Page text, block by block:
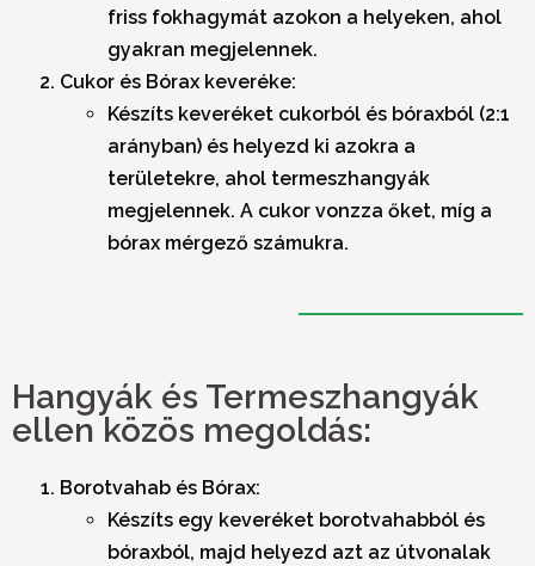
friss fokhagymát azokon a helyeken, ahol
gyakran megjelennek.
Cukor és Bórax keveréke:
Készíts keveréket cukorból és bóraxból (2:1
arányban) és helyezd ki azokra a
területekre, ahol termeszhangyák
megjelennek. A cukor vonzza őket, míg a
bórax mérgező számukra.
Hangyák és Termeszhangyák
ellen közös megoldás:
Borotvahab és Bórax:
Készíts egy keveréket borotvahabból és
bóraxból, majd helyezd azt az útvonalak